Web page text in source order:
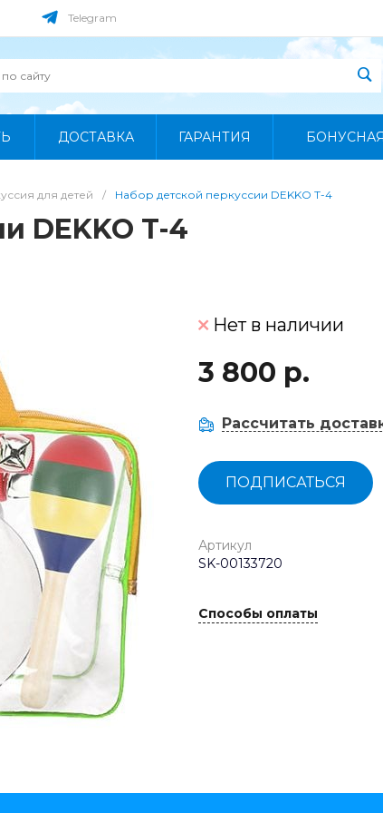
Telegram
ДОСТАВКА ГАРАНТИЯ
для детей / Набор детской перкуссии DEKKO T-4
DEKKO T-4
Нет в наличии
3 800 р.
Рассчитать
ПОДПИСАТЬСЯ
Артикул
SK-00133720
Способы оплаты